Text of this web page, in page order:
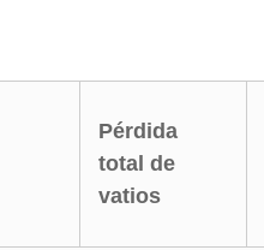
Pérdida
total de
vatios